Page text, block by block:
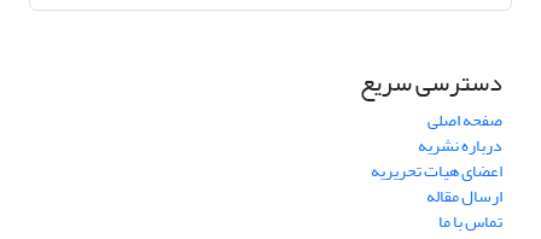
دسترسی سریع
صفحه اصلی
درباره نشریه
اعضای هیات تحریریه
ارسال مقاله
تماس با ما